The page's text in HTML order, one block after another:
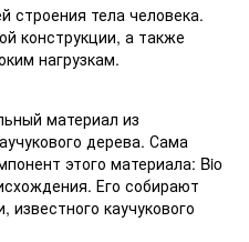
строения тела человека.
конструкции, а также
нагрузкам.
материал из
дерева. Сама
этого материала: Bio
Его собирают
известного каучукового